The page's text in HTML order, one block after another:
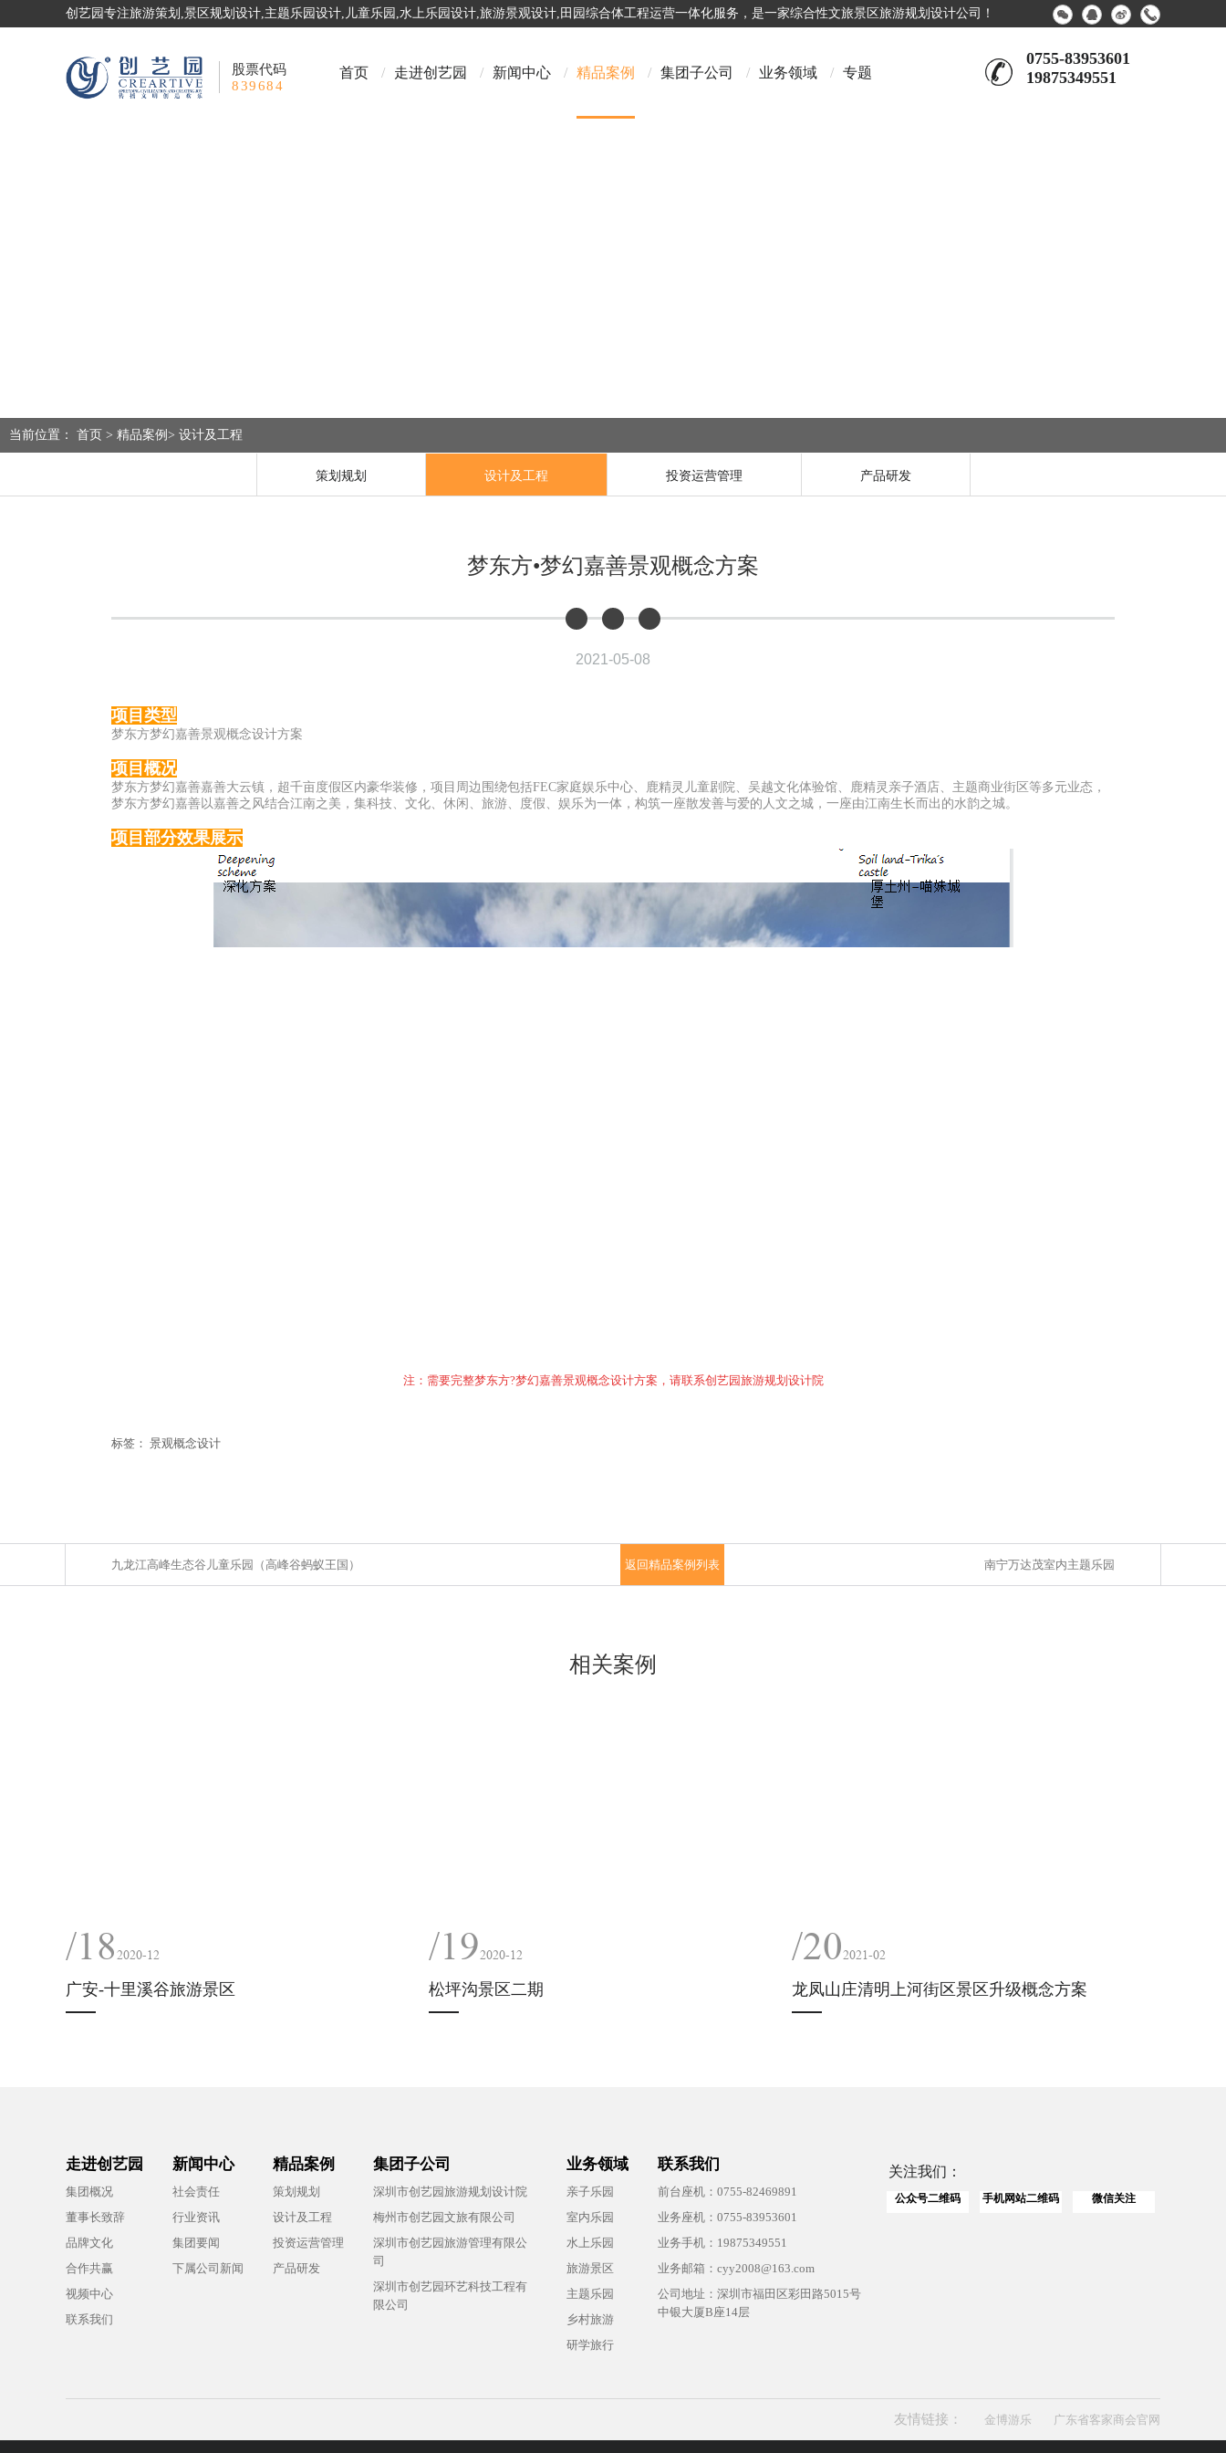
创艺园专注旅游策划,景区规划设计,主题乐园设计,儿童乐园,水上乐园设计,旅游景观设计,田园综合体工程运营一体化服务，是一家综合性文旅景区旅游规划设计公司！
股票代码
839684
首页 / 走进创艺园 / 新闻中心 / 精品案例 / 集团子公司 / 业务领域 / 专题
0755-83953601
19875349551
当前位置： 首页 > 精品案例 > 设计及工程
策划规划 设计及工程 投资运营管理 产品研发
梦东方•梦幻嘉善景观概念方案
2021-05-08
项目类型
梦东方梦幻嘉善景观概念设计方案
项目概况
梦东方梦幻嘉善嘉善大云镇，超千亩度假区内豪华装修，项目周边围绕包括FEC家庭娱乐中心、鹿精灵儿童剧院、吴越文化体验馆、鹿精灵亲子酒店、主题商业街区等多元业态，
梦东方梦幻嘉善以嘉善之风结合江南之美，集科技、文化、休闲、旅游、度假、娱乐为一体，构筑一座散发善与爱的人文之城，一座由江南生长而出的水韵之城。
项目部分效果展示
注：需要完整梦东方?梦幻嘉善景观概念设计方案 ，请联系创艺园旅游规划设计院
标签： 景观概念设计
九龙江高峰生态谷儿童乐园（高峰谷蚂蚁王国​） 返回精品案例列表 南宁万达茂室内主题乐园
相关案例
/182020-12
广安-十里溪谷旅游景区
/192020-12
松坪沟景区二期
/202021-02
龙凤山庄清明上河街区景区升级概念方案
走进创艺园
集团概况
董事长致辞
品牌文化
合作共赢
视频中心
联系我们
新闻中心
社会责任
行业资讯
集团要闻
下属公司新闻
精品案例
策划规划
设计及工程
投资运营管理
产品研发
集团子公司
深圳市创艺园旅游规划设计院
梅州市创艺园文旅有限公司
深圳市创艺园旅游管理有限公
司
深圳市创艺园环艺科技工程有
限公司
业务领域
亲子乐园
室内乐园
水上乐园
旅游景区
主题乐园
乡村旅游
研学旅行
联系我们
前台座机：0755-82469891
业务座机：0755-83953601
业务手机：19875349551
业务邮箱：cyy2008@163.com
公司地址：深圳市福田区彩田路5015号
中银大厦B座14层
关注我们：
公众号二维码 手机网站二维码 微信关注
友情链接： 金博游乐 广东省客家商会官网